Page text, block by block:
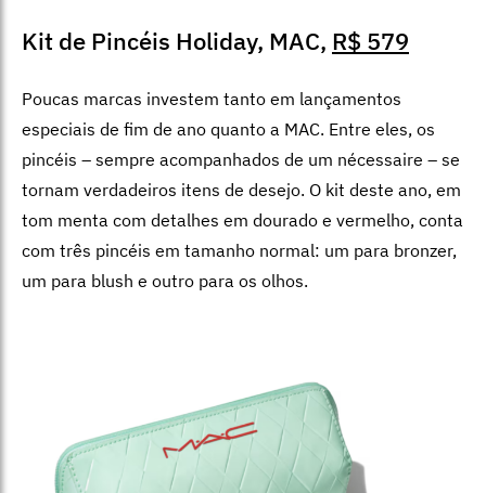
Kit de Pincéis Holiday, MAC, R$ 579
Poucas marcas investem tanto em lançamentos
especiais de fim de ano quanto a MAC. Entre eles, os
pincéis – sempre acompanhados de um nécessaire – se
tornam verdadeiros itens de desejo. O kit deste ano, em
tom menta com detalhes em dourado e vermelho, conta
com três pincéis em tamanho normal: um para bronzer,
um para blush e outro para os olhos.